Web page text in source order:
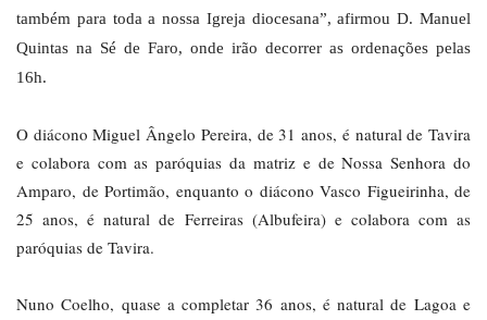
também para toda a nossa Igreja diocesana”, afirmou D. Manuel
Quintas na Sé de Faro, onde irão decorrer as ordenações pelas
16h.
O diácono Miguel Ângelo Pereira, de 31 anos, é natural de Tavira
e colabora com as paróquias da matriz e de Nossa Senhora do
Amparo, de Portimão, enquanto o diácono Vasco Figueirinha, de
25 anos, é natural de Ferreiras (Albufeira) e colabora com as
paróquias de Tavira.
Nuno Coelho, quase a completar 36 anos, é natural de Lagoa e